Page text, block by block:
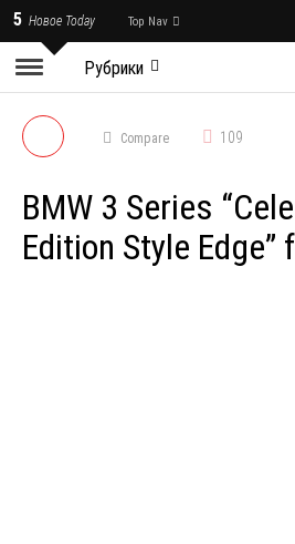
5 Новое Today Top Nav
Рубрики
Compare 109
BMW 3 Series
Edition Style Edge”